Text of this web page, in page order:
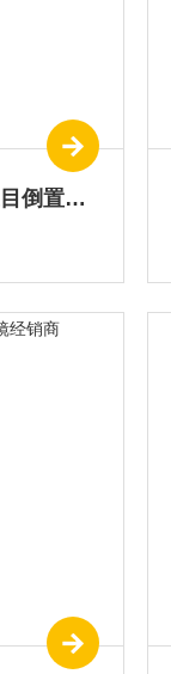
奥林巴斯生物显微镜三目倒置式IX83